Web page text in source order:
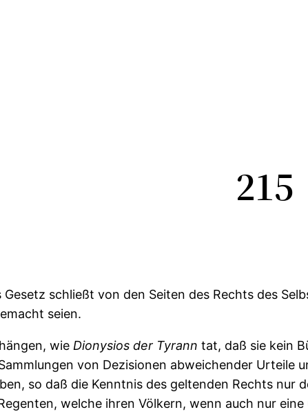
215
schließt von den Seiten des Rechts des
seien.
wie Dionysios der Tyrann tat, daß sie kein
von Dezisionen abweichender Urteile
so daß die Kenntnis des geltenden Rechts nur
welche ihren Völkern, wenn auch nur